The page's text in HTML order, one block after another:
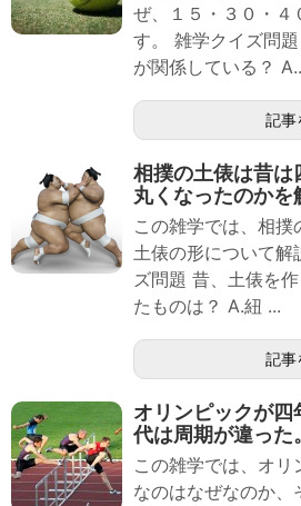
ぜ、１５・３０・４
す。 雑学クイズ問
が関係している？
記事
相撲の土俵は昔は
丸くなったのかを
この雑学では、相
土俵の形について解
ズ問題 昔、土俵を
たものは？ A.紐 ...
記事
オリンピックが
代は周期が違った。
この雑学では、オ
なのはなぜなのか、